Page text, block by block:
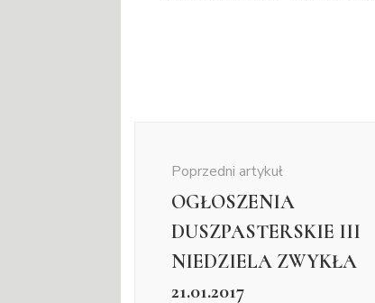
Poprzedni artykuł
OGŁOSZENIA
DUSZPASTERSKIE III
NIEDZIELA ZWYKŁA
21.01.2017